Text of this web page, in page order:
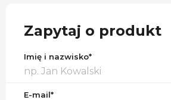
Zapytaj o produkt
Imię i nazwisko*
E-mail*